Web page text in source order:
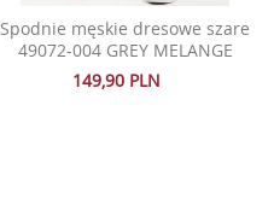
Spodnie męskie dresowe szare
49072-004 GREY MELANGE
149,90 PLN